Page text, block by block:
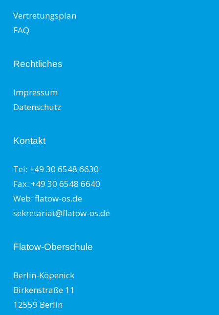
Vertretungsplan
FAQ
Rechtliches
Impressum
Datenschutz
Kontakt
Tel: +49 30 6548 6630
Fax: +49 30 6548 6640
Web: flatow-os.de
sekretariat@flatow-os.de
Flatow-Oberschule
Berlin-Köpenick
Birkenstraße 11
12559 Berlin